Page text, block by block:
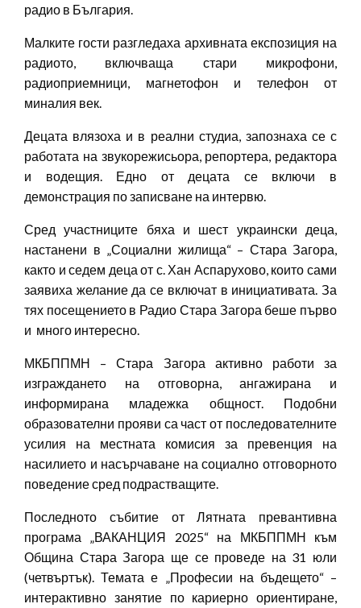
радио в България.
Малките гости разгледаха архивната експозиция на
радиото, включваща стари микрофони,
радиоприемници, магнетофон и телефон от
миналия век.
Децата влязоха и в реални студиа, запознаха се с
работата на звукорежисьора, репортера, редактора
и водещия. Едно от децата се включи в
демонстрация по записване на интервю.
Сред участниците бяха и шест украински деца,
настанени в „Социални жилища“ – Стара Загора,
както и седем деца от с. Хан Аспарухово, които сами
заявиха желание да се включат в инициативата. За
тях посещението в Радио Стара Загора беше първо
и много интересно.
МКБППМН – Стара Загора активно работи за
изграждането на отговорна, ангажирана и
информирана младежка общност. Подобни
образователни прояви са част от последователните
усилия на местната комисия за превенция на
насилието и насърчаване на социално отговорното
поведение сред подрастващите.
Последното събитие от Лятната превантивна
програма „ВАКАНЦИЯ 2025“ на МКБППМН към
Община Стара Загора ще се проведе на 31 юли
(четвъртък). Темата е „Професии на бъдещето“ –
интерактивно занятие по кариерно ориентиране,